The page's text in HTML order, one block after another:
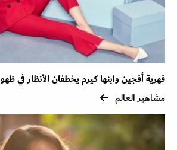
فهرية أفجين وابنها كيرم يخطفان الأنظار في
مشاهير العالم